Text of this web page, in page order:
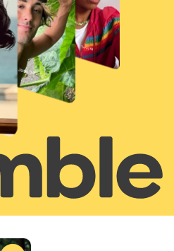
Josh, 34
Tiana, 30
Danna, 28